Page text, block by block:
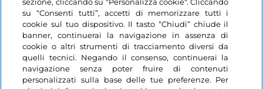
su “Consenti tutti”, accetti di memorizzare tutti i
cookie sul tuo dispositivo. Il tasto “Chiudi” chiude il
banner, continuerai la navigazione in assenza di
cookie o altri strumenti di tracciamento diversi da
quelli tecnici. Negando il consenso, continuerai la
navigazione senza poter fruire di contenuti
personalizzati sulla base delle tue preferenze. Per